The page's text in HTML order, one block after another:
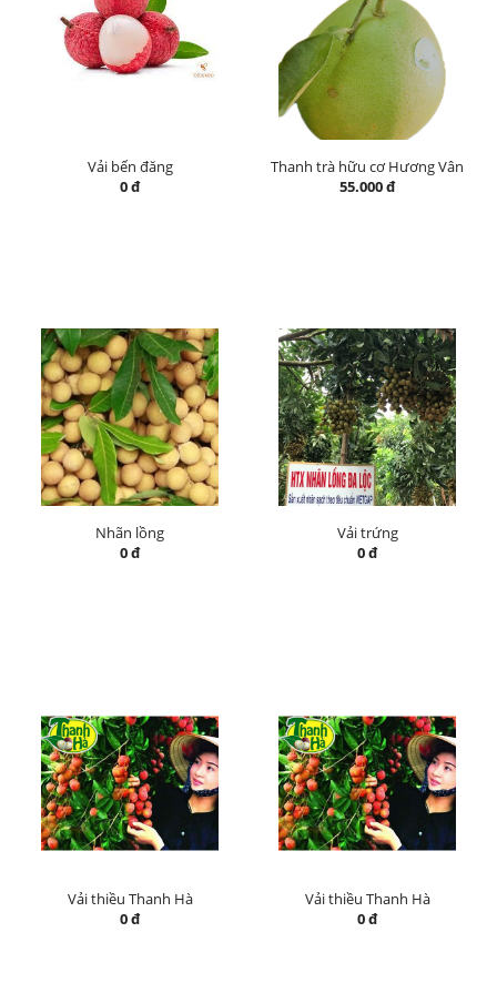
Vải bến đăng
0 đ
Thanh trà hữu cơ Hương Vân
55.000 đ
Nhãn lồng
0 đ
Vải trứng
0 đ
Vải thiều Thanh Hà
0 đ
Vải thiều Thanh Hà
0 đ